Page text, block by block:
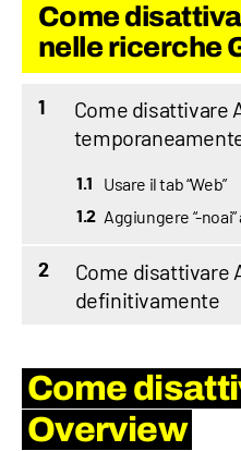
Come
nelle ricerche
1
Come disattivare
1.1 Usare il tab “Web”
1.2 Aggiungere “-
2
Come disattivare
definitivamente
Come
Overview